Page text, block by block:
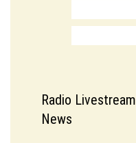
Radio Livestream
News